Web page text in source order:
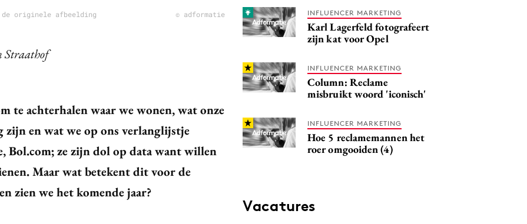
de originele afbeelding © adformatie
Straathof
te achterhalen waar we wonen, wat onze
zijn en wat we op ons verlanglijstje
Bol.com; ze zijn dol op data want willen
Maar wat betekent dit voor de
zien we het komende jaar?
INFLUENCER MARKETING
Karl Lagerfeld fotografeert
zijn kat voor Opel
INFLUENCER MARKETING
Column: Reclame
misbruikt woord 'iconisch'
INFLUENCER MARKETING
Hoe 5 reclamemannen het
roer omgooiden (4)
Vacatures